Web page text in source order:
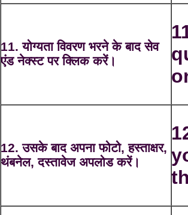
11. योग्यता विवरण भरने के बाद सेव
एंड नेक्स्ट पर क्लिक करें।
12. उसके बाद अपना फोटो, हस्ताक्षर,
थंबनेल, दस्तावेज अपलोड करें।